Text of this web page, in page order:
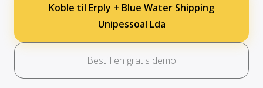
Koble til Erply + Blue Water Shipping
Unipessoal Lda
Bestill en gratis demo